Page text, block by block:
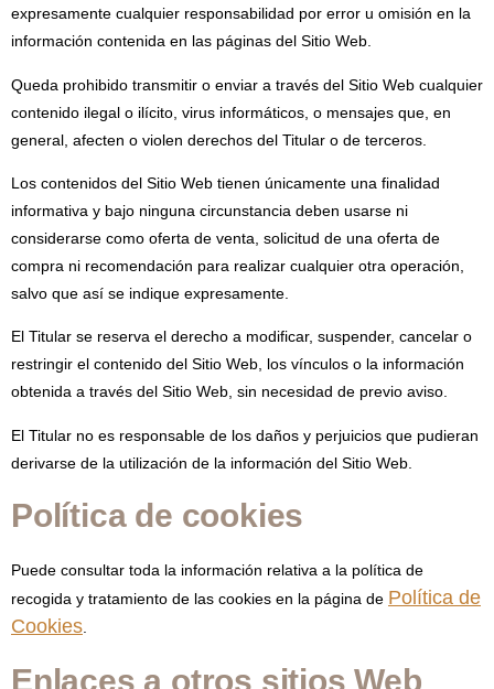
expresamente cualquier responsabilidad por error u omisión en la
información contenida en las páginas del Sitio Web.
Queda prohibido transmitir o enviar a través del Sitio Web cualquier
contenido ilegal o ilícito, virus informáticos, o mensajes que, en
general, afecten o violen derechos del Titular o de terceros.
Los contenidos del Sitio Web tienen únicamente una finalidad
informativa y bajo ninguna circunstancia deben usarse ni
considerarse como oferta de venta, solicitud de una oferta de
compra ni recomendación para realizar cualquier otra operación,
salvo que así se indique expresamente.
El Titular se reserva el derecho a modificar, suspender, cancelar o
restringir el contenido del Sitio Web, los vínculos o la información
obtenida a través del Sitio Web, sin necesidad de previo aviso.
El Titular no es responsable de los daños y perjuicios que pudieran
derivarse de la utilización de la información del Sitio Web.
Política de cookies
Puede consultar toda la información relativa a la política de
recogida y tratamiento de las cookies en la página de Política de
Cookies.
Enlaces a otros sitios Web